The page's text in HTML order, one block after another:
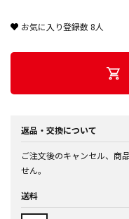
お気に入り登録数 8人
返品・交換について
ご注文後のキャンセル、商
せん。
送料